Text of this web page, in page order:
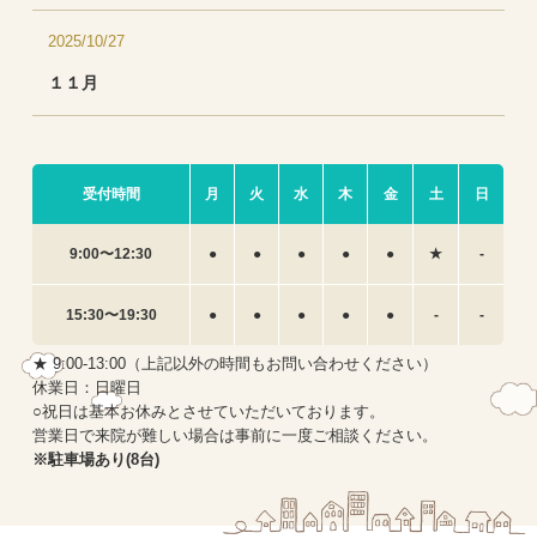
2025/10/27
１１月
受付時間 月 火 水 木 金 土 日
9:00〜12:30 ● ● ● ● ● ★ -
15:30〜19:30 ● ● ● ● ● - -
★ 9:00-13:00（上記以外の時間もお問い合わせください）
休業日：日曜日
○祝日は基本お休みとさせていただいております。
営業日で来院が難しい場合は事前に一度ご相談ください。
※駐車場あり(8台)